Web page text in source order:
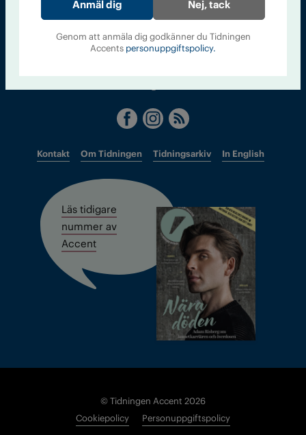
accent@iogt.se
Chefredaktör och ansvarig utgivare: Barbro Janson Lundkvist,
Kontakt Om Tidningen Tidningsarkiv In English
Läs tidigare
nummer av
Accent
© Tidningen Accent 2026
Cookiepolicy
Personuppgiftspolicy
Nej, tack
Genom att anmäla dig godkänner du Tidningen
Accents personuppgiftspolicy.